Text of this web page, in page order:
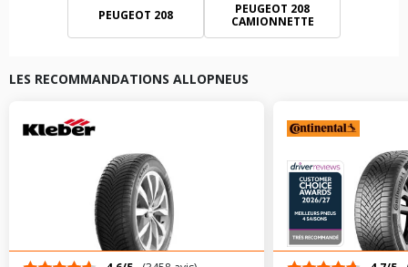
PEUGEOT 208
PEUGEOT 208
CAMIONNETTE
LES RECOMMANDATIONS ALLOPNEUS